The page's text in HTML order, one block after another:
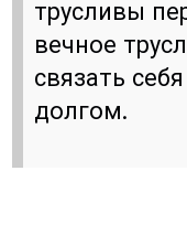
трусливы
вечное
связать
долгом.